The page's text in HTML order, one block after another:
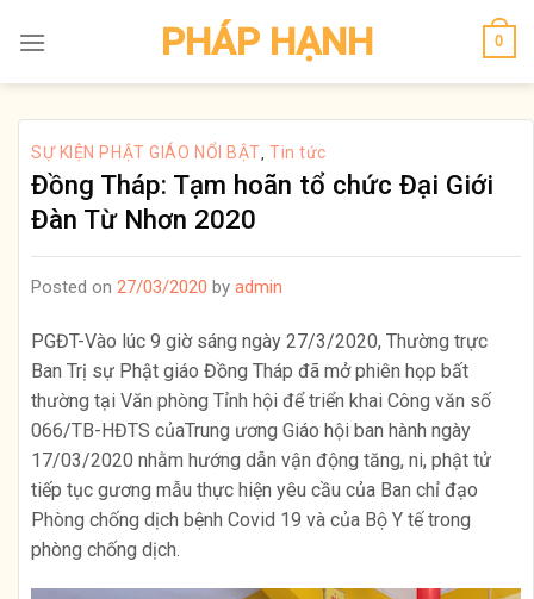
PHÁP HẠNH 0
SỰ KIỆN PHẬT GIÁO NỔI BẬT, Tin tức
Đồng Tháp: Tạm hoãn tổ chức Đại Giới
Đàn Từ Nhơn 2020
Posted on 27/03/2020 by admin
PGĐT-Vào lúc 9 giờ sáng ngày 27/3/2020, Thường trực
Ban Trị sự Phật giáo Đồng Tháp đã mở phiên họp bất
thường tại Văn phòng Tỉnh hội để triển khai Công văn số
066/TB-HĐTS củaTrung ương Giáo hội ban hành ngày
17/03/2020 nhằm hướng dẫn vận động tăng, ni, phật tử
tiếp tục gương mẫu thực hiện yêu cầu của Ban chỉ đạo
Phòng chống dịch bệnh Covid 19 và của Bộ Y tế trong
phòng chống dịch.